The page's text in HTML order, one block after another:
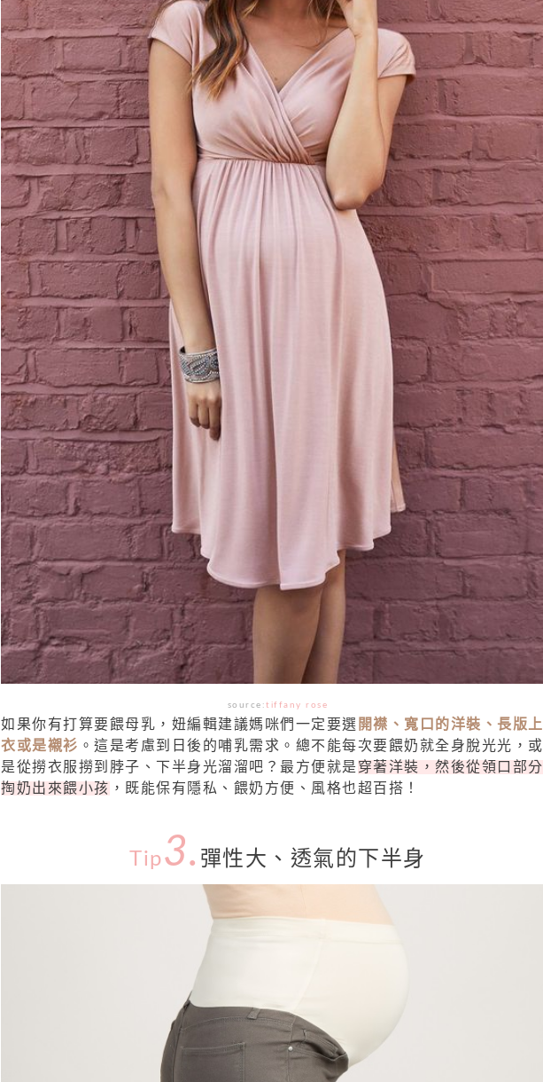
source:tiffany rose
如果你有打算要餵母乳，妞編輯建議媽咪們一定要選 開襟、寬口的洋裝、長版上
衣或是襯衫 。這是考慮到日後的哺乳需求。總不能每次要餵奶就全身脫光光，或
是從撈衣服撈到脖子、下半身光溜溜吧？最方便就是 穿著洋裝，然後從領口部分
掏奶出來餵小孩 ，既能保有隱私、餵奶方便、風格也超百搭！
Tip3. 彈性大、透氣的下半身